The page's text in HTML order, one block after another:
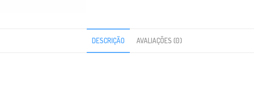
DESCRIÇÃO AVALIAÇÕES (0)